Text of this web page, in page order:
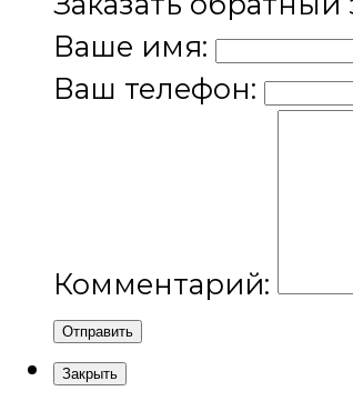
Ваше имя:
Ваш телефон:
Комментарий:
Отправить
Закрыть